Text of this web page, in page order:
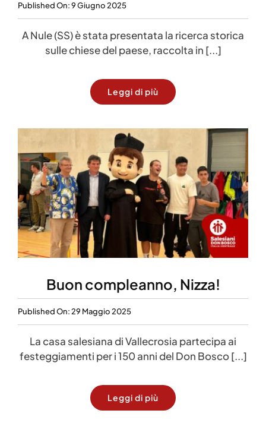
Published On: 9 Giugno 2025
A Nule (SS) è stata presentata la ricerca storica
sulle chiese del paese, raccolta in [...]
Leggi di più
Buon compleanno, Nizza!
Published On: 29 Maggio 2025
La casa salesiana di Vallecrosia partecipa ai
festeggiamenti per i 150 anni del Don Bosco [...]
Leggi di più